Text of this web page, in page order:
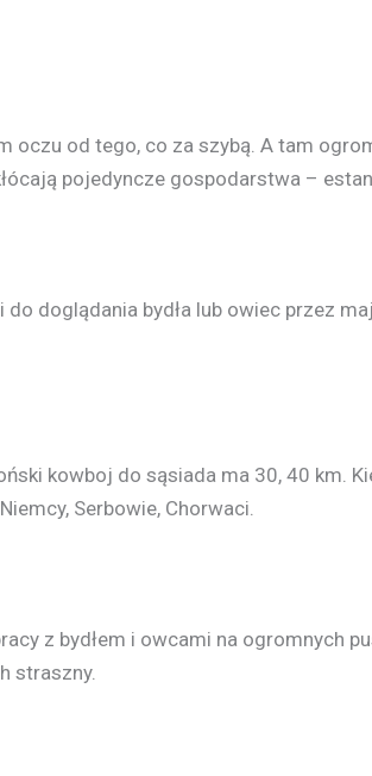
oczu od tego, co za szybą. A tam
pojedyncze gospodarstwa –
doglądania bydła lub owiec przez
kowboj do sąsiada ma 30, 40 km.
Serbowie, Chorwaci.
z bydłem i owcami na ogromnych
straszny.